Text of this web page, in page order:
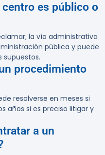
es público o
la vía administrativa
pública y puede
supuestos.
procedimiento
resolverse en meses si
años si es preciso litigar y
a un